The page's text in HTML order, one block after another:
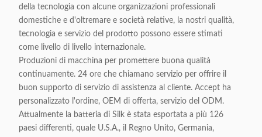
della tecnologia con alcune organizzazioni professionali
domestiche e d'oltremare e società relative, la nostri qualità,
tecnologia e servizio del prodotto possono essere stimati
come livello di livello internazionale.
Produzioni di macchina per promettere buona qualità
continuamente. 24 ore che chiamano servizio per offrire il
buon supporto di servizio di assistenza al cliente. Accept ha
personalizzato l'ordine, OEM di offerta, servizio del ODM.
Attualmente la batteria di Silk è stata esportata a più 126
paesi differenti, quale U.S.A., il Regno Unito, Germania,